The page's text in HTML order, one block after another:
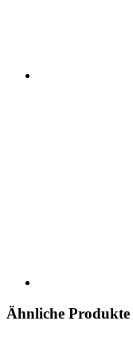
Ähnliche Produkte